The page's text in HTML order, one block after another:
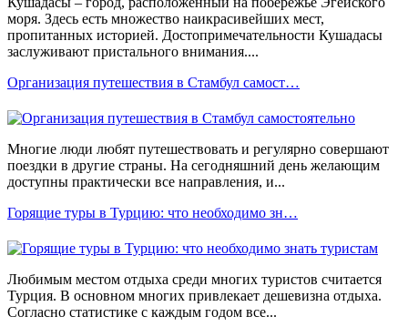
моря. Здесь есть множество наикрасивейших мест,
пропитанных историей. Достопримечательности Кушадасы
заслуживают пристального внимания....
Организация путешествия в Стамбул самост…
Многие люди любят путешествовать и регулярно совершают
поездки в другие страны. На сегодняшний день желающим
доступны практически все направления, и...
Горящие туры в Турцию: что необходимо зн…
Любимым местом отдыха среди многих туристов считается
Турция. В основном многих привлекает дешевизна отдыха.
Согласно статистике с каждым годом все...